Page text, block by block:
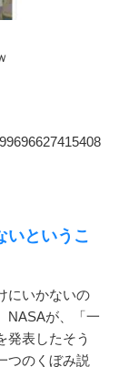
いというこ
にいかないの
NASAが、「一
発表したそう
つのくぼみ説